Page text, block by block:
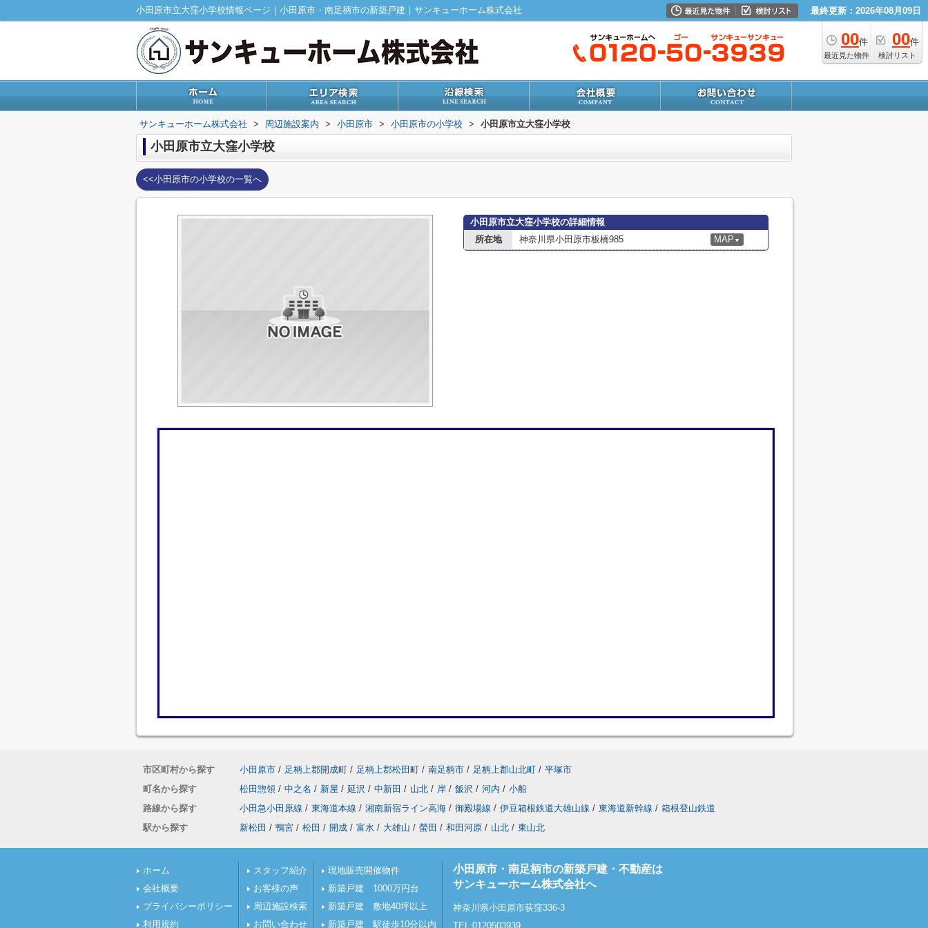
小田原市立大窪小学校情報ページ｜小田原市・南足柄市の新築戸建｜サンキューホーム株式会社 最終更新：2026年08月09日
00件
最近見た物件
00件
検討リスト
サンキューホーム株式会社 > 周辺施設案内 > 小田原市 > 小田原市の小学校 > 小田原市立大窪小学校
小田原市立大窪小学校
<<小田原市の小学校の一覧へ
小田原市立大窪小学校の詳細情報
所在地
神奈川県小田原市板橋985 MAP ▼
市区町村から探す 小田原市 / 足柄上郡開成町 / 足柄上郡松田町 / 南足柄市 / 足柄上郡山北町 / 平塚市
町名から探す
松田惣領 / 中之名 / 新屋 / 延沢 / 中新田 / 山北 / 岸 / 飯沢 / 河内 / 小船
路線から探す
小田急小田原線 / 東海道本線 / 湘南新宿ライン高海 / 御殿場線 / 伊豆箱根鉄道大雄山線 / 東海道新幹線 / 箱根登山鉄道
駅から探す
新松田 / 鴨宮 / 松田 / 開成 / 富水 / 大雄山 / 螢田 / 和田河原 / 山北 / 東山北
ホーム
会社概要
プライバシーポリシー
利用規約
スタッフ紹介
お客様の声
周辺施設検索
お問い合わせ
現地販売開催物件
新築戸建 1000万円台
新築戸建 敷地40坪以上
新築戸建 駅徒歩10分以内
小田原市・南足柄市の新築戸建・不動産は
サンキューホーム株式会社へ
神奈川県小田原市荻窪336-3
TEL:0120503939